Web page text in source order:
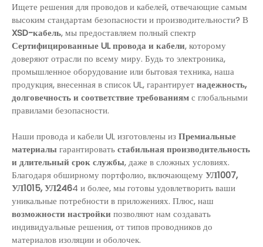
Ищете решения для проводов и кабелей, отвечающие самым
высоким стандартам безопасности и производительности? В
XSD-кабель, мы предоставляем полный спектр
Сертифицированные UL провода и кабели, которому
доверяют отрасли по всему миру. Будь то электроника,
промышленное оборудование или бытовая техника, наша
продукция, внесенная в список UL, гарантируетнадежность,
долговечность и соответствие требованиямс глобальными
правилами безопасности.
Наши провода и кабели UL изготовлены изПремиальные
материалыгарантироватьстабильная производительность
и длительный срок службы, даже в сложных условиях.
Благодаря обширному портфолио, включающемуУЛ1007,
УЛ1015, УЛ2464 и более, мы готовы удовлетворить ваши
уникальные потребности в приложениях. Плюс, наш
возможности настройки позволяют нам создавать
индивидуальные решения, от типов проводников до
материалов изоляции и оболочек.